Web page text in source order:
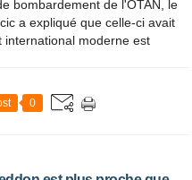
bombardement de l'OTAN, le
a expliqué que celle-ci avait
moderne est
0